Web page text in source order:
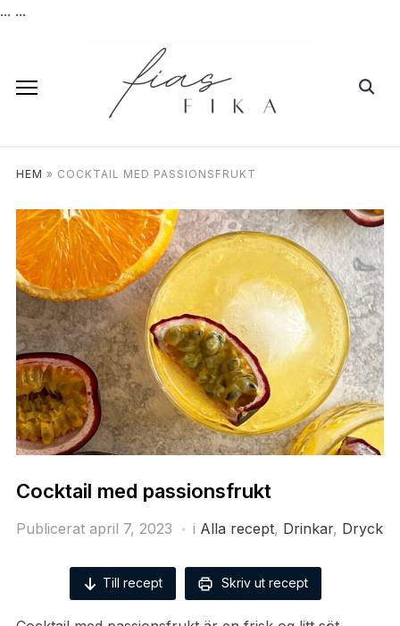
... ...
HEM » COCKTAIL MED PASSIONSFRUKT
Cocktail med passionsfrukt
Publicerat april 7, 2023 i Alla recept, Drinkar, Dryck
Till recept Skriv ut recept